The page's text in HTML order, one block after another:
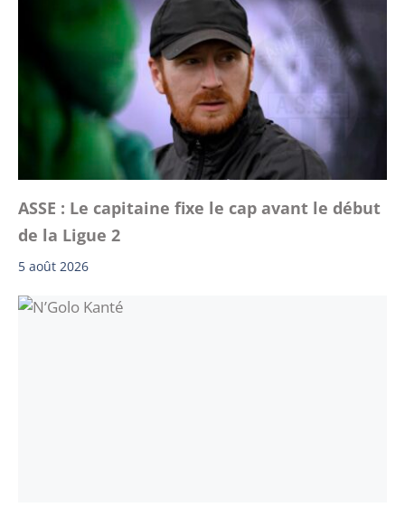
ASSE : Le capitaine fixe le cap avant le début
de la Ligue 2
5 août 2026